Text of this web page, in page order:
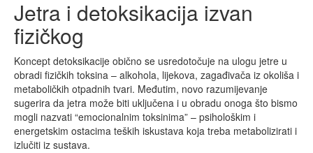
Jetra i detoksikacija izvan
fizičkog
Koncept detoksikacije obično se usredotočuje na ulogu jetre u
obradi fizičkih toksina – alkohola, lijekova, zagađivača iz okoliša i
metaboličkih otpadnih tvari. Međutim, novo razumijevanje
sugerira da jetra može biti uključena i u obradu onoga što bismo
mogli nazvati “emocionalnim toksinima” – psihološkim i
energetskim ostacima teških iskustava koja treba metabolizirati i
izlučiti iz sustava.